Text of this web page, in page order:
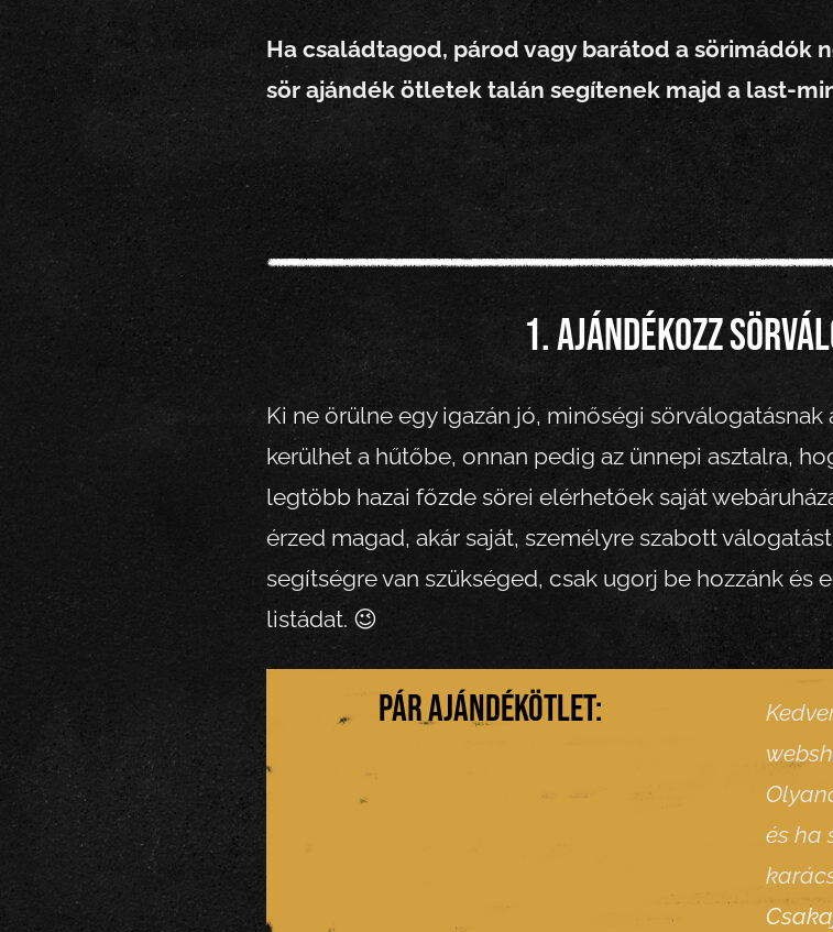
Ha családtagod, párod vagy barátod a sörimádók
sör ajándék ötletek talán segítenek majd a last-
1. Ajándékozz
Ki ne örülne egy igazán jó, minőségi sörválogatásnak
kerülhet a hűtőbe, onnan pedig az ünnepi asztalra,
legtöbb hazai főzde sörei elérhetőek saját
érzed magad, akár saját, személyre szabott
segítségre van szükséged, csak ugorj be hozzánk és
listádat. 😉
Pár ajándékötlet:
és ha